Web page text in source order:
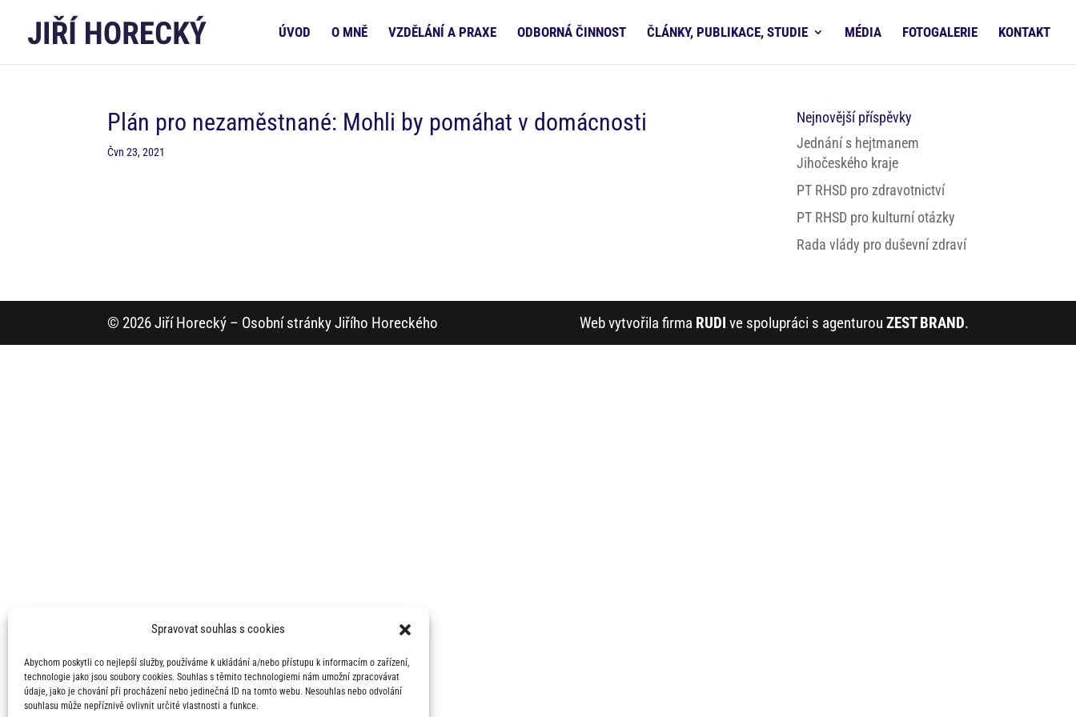
Spravovat souhlas s cookies
Abychom poskytli co nejlepší služby, používáme k ukládání a/nebo přístupu k informacím o zařízení,
technologie jako jsou soubory cookies. Souhlas s těmito technologiemi nám umožní zpracovávat
údaje, jako je chování při procházení nebo jedinečná ID na tomto webu. Nesouhlas nebo odvolání
souhlasu může nepříznivě ovlivnit určité vlastnosti a funkce.
ÚVOD O MNĚ VZDĚLÁNÍ A PRAXE ODBORNÁ ČINNOST ČLÁNKY, PUBLIKACE, STUDIE MÉDIA FOTOGALERIE KONTAKT
Plán pro nezaměstnané: Mohli by pomáhat v domácnosti
Čvn 23, 2021
Nejnovější příspěvky
Jednání s hejtmanem
Jihočeského kraje
PT RHSD pro zdravotnictví
PT RHSD pro kulturní otázky
Rada vlády pro duševní zdraví
© 2026 Jiří Horecký – Osobní stránky Jiřího Horeckého Web vytvořila firma RUDI ve spolupráci s agenturou ZEST BRAND.